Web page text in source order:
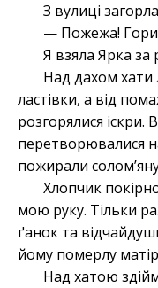
З вулиці
— Пожежа!
Я взяла Ярка за
Над дахом хати
ластівки, а від
розгорялися
перетворювалися
пожирали
Хлопчик
мою руку. Тільки
ґанок та
йому померлу
Над хатою